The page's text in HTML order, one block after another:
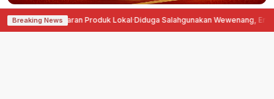
Breaking News
Produk Lokal ·Diduga Salahgunakan Wewenang, Erfin Hasibuan